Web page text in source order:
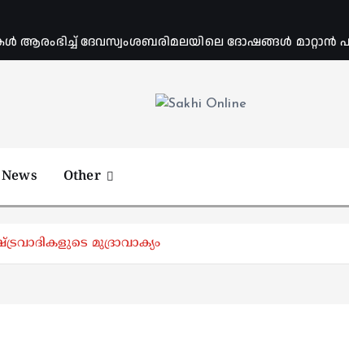
ആരംഭിച്ച് ദേവസ്വംശബരിമലയിലെ ദോഷങ്ങൾ മാറ്റാൻ
Other
മുദ്രാവാക്യം